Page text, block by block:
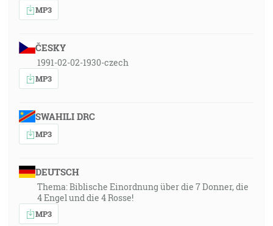
MP3
ČESKY
1991-02-02-1930-czech
MP3
SWAHILI DRC
MP3
DEUTSCH
Thema: Biblische Einordnung über die 7 Donner, die
4 Engel und die 4 Rosse!
MP3